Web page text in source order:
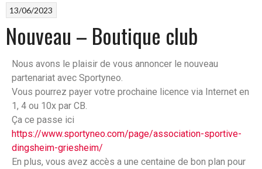
13/06/2023
Nouveau – Boutique club
Nous avons le plaisir de vous annoncer le nouveau
partenariat avec Sportyneo.
Vous pourrez payer votre prochaine licence via Internet en
1, 4 ou 10x par CB.
Ça ce passe ici
https://www.sportyneo.com/page/association-sportive-
dingsheim-griesheim/
En plus, vous avez accès a une centaine de bon plan pour